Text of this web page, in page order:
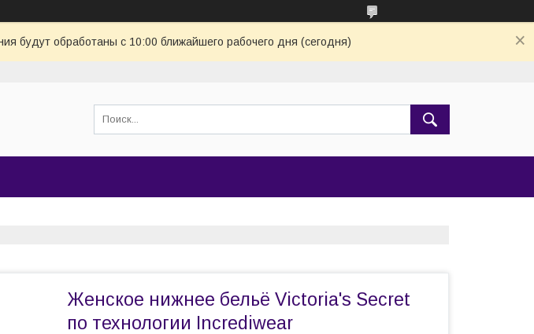
будут обработаны с 10:00 ближайшего рабочего дня (сегодня)
Женское нижнее бельё Victoria's Secret
по технологии Incrediwear